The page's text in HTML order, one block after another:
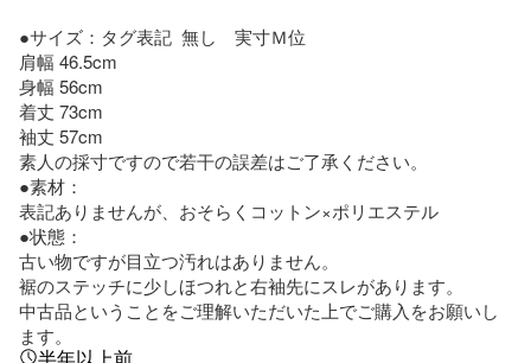
●サイズ：タグ表記  無し　実寸Ｍ位
肩幅 46.5cm
身幅 56cm
着丈 73cm
袖丈 57cm
素人の採寸ですので若干の誤差はご了承ください。
●素材：
表記ありませんが、おそらくコットン×ポリエステル
●状態：
古い物ですが目立つ汚れはありません。
裾のステッチに少しほつれと右袖先にスレがあります。
中古品ということをご理解いただいた上でご購入をお願いし
ます。
半年以上前